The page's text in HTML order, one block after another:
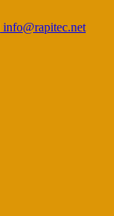
info@rapitec.net